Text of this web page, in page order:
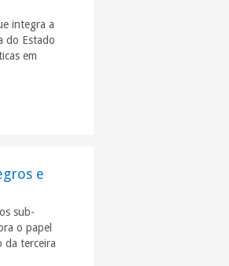
integra a
do Estado
em
e
sub-
o papel
da terceira